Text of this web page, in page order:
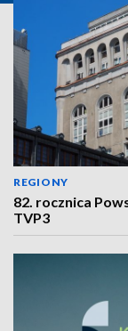
REGIONY
82. rocznica
TVP3